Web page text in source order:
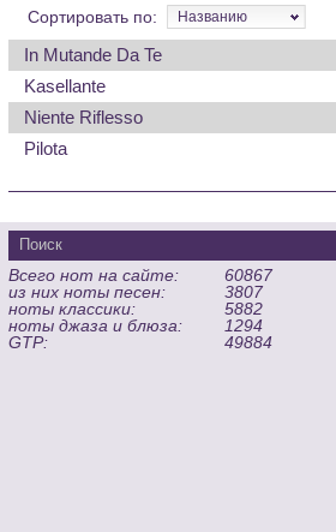
Сортировать по: Названию
In Mutande Da Te
Kasellante
Niente Riflesso
Pilota
Всего нот на сайте:
60867
из них ноты песен:
3807
ноты классики:
5882
ноты джаза и блюза:
1294
GTP:
49884